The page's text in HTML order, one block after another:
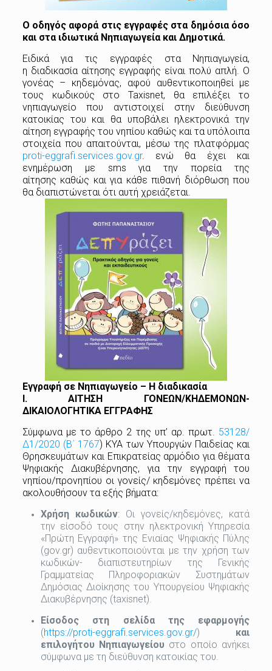
Ο οδηγός αφορά στις εγγραφές στα δημόσια όσο
και στα ιδιωτικά Νηπιαγωγεία και Δημοτικά.
Ειδικά για τις εγγραφές στα Νηπιαγωγεία,
η διαδικασία αίτησης εγγραφής είναι πολύ απλή. Ο
γονέας – κηδεμόνας, αφού αυθεντικοποιηθεί με
τους κωδικούς στο Taxisnet, θα επιλέξει το
νηπιαγωγείο που αντιστοιχεί στην διεύθυνση
κατοικίας του και θα υποβάλει ηλεκτρονικά την
αίτηση εγγραφής του νηπίου καθώς και τα υπόλοιπα
στοιχεία που απαιτούνται, μέσω της πλατφόρμας
proti-eggrafi.services.gov.gr. ενώ θα έχει και
ενημέρωση με sms για την πορεία της
αίτησης καθώς και για κάθε πιθανή διόρθωση που
θα διαπιστώνεται ότι αυτή χρειάζεται.
Εγγραφή σε Νηπιαγωγείο – Η διαδικασία
Ι. ΑΙΤΗΣΗ
ΓΟΝΕΩΝ/ΚΗΔΕΜΟΝΩΝ-
ΔΙΚΑΙΟΛΟΓΗΤΙΚΑ ΕΓΓΡΑΦΗΣ
Σύμφωνα με το άρθρο 2 της υπ’ αρ. πρωτ. 53128/
Δ1/2020 (Β΄ 1767) ΚΥΑ των Υπουργών Παιδείας και
Θρησκευμάτων και Επικρατείας αρμόδιο για θέματα
Ψηφιακής Διακυβέρνησης, για την εγγραφή του
νηπίου/προνηπίου οι γονείς/ κηδεμόνες πρέπει να
ακολουθήσουν τα εξής βήματα:
Χρήση κωδικών: Οι γονείς/κηδεμόνες, κατά
την είσοδό τους στην ηλεκτρονική Υπηρεσία
«Πρώτη Εγγραφή» της Ενιαίας Ψηφιακής Πύλης
(gov.gr) αυθεντικοποιούνται με την χρήση των
κωδικών- διαπιστευτηρίων της Γενικής
Γραμματείας Πληροφοριακών Συστημάτων
Δημόσιας Διοίκησης του Υπουργείου Ψηφιακής
Διακυβέρνησης (taxisnet).
Είσοδος
στη σελίδα της
εφαρμογής
(https://proti-eggrafi.services.gov.gr/) και
επιλογήτου Νηπιαγωγείου στο οποίο ανήκει
σύμφωνα με τη διεύθυνση κατοικίας του.